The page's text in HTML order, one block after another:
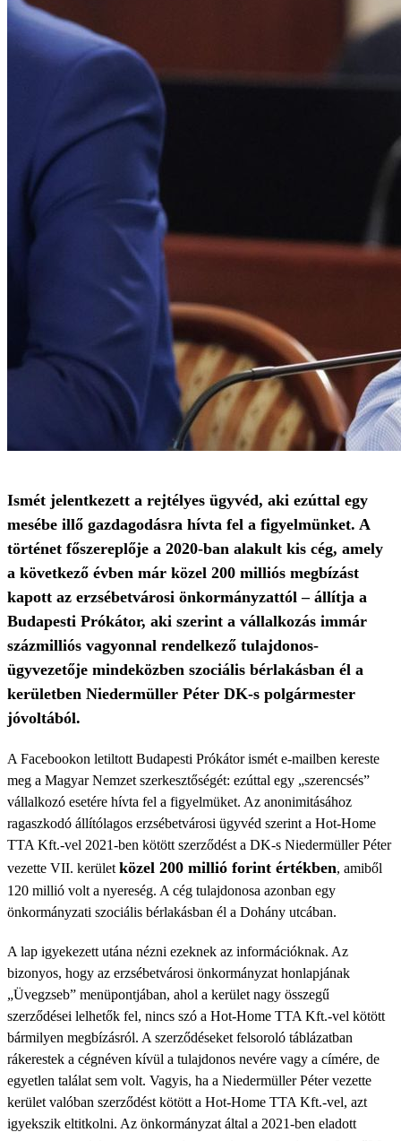
Ismét jelentkezett a rejtélyes ügyvéd, aki ezúttal egy
mesébe illő gazdagodásra hívta fel a figyelmünket. A
történet főszereplője a 2020-ban alakult kis cég, amely
a következő évben már közel 200 milliós megbízást
kapott az erzsébetvárosi önkormányzattól – állítja a
Budapesti Prókátor, aki szerint a vállalkozás immár
százmilliós vagyonnal rendelkező tulajdonos-
ügyvezetője mindeközben szociális bérlakásban él a
kerületben Niedermüller Péter DK-s polgármester
jóvoltából.
A Facebookon letiltott Budapesti Prókátor ismét e-mailben kereste
meg a Magyar Nemzet szerkesztőségét: ezúttal egy „szerencsés”
vállalkozó esetére hívta fel a figyelmüket. Az anonimitásához
ragaszkodó állítólagos erzsébetvárosi ügyvéd szerint a Hot-Home
TTA Kft.-vel 2021-ben kötött szerződést a DK-s Niedermüller Péter
vezette VII. kerület közel 200 millió forint értékben, amiből
120 millió volt a nyereség. A cég tulajdonosa azonban egy
önkormányzati szociális bérlakásban él a Dohány utcában.
A lap igyekezett utána nézni ezeknek az információknak. Az
bizonyos, hogy az erzsébetvárosi önkormányzat honlapjának
„Üvegzseb” menüpontjában, ahol a kerület nagy összegű
szerződései lelhetők fel, nincs szó a Hot-Home TTA Kft.-vel kötött
bármilyen megbízásról. A szerződéseket felsoroló táblázatban
rákerestek a cégnéven kívül a tulajdonos nevére vagy a címére, de
egyetlen találat sem volt. Vagyis, ha a Niedermüller Péter vezette
kerület valóban szerződést kötött a Hot-Home TTA Kft.-vel, azt
igyekszik eltitkolni. Az önkormányzat által a 2021-ben eladott